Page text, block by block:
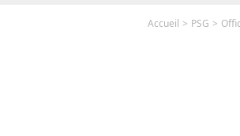
Accueil PSG